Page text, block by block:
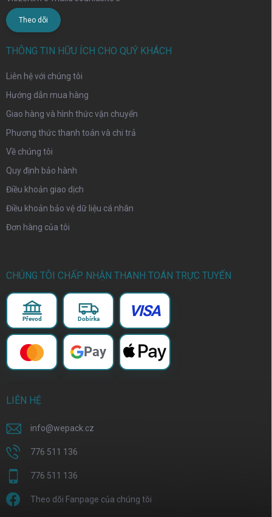
Theo dõi
THÔNG TIN HỮU ÍCH CHO QUÝ KHÁCH
Liên hệ với chúng tôi
Hướng dẫn mua hàng
Giao hàng và hình thức vận chuyển
Phương thức thanh toán và chi trả
Về chúng tôi
Quy định bảo hành
Điều khoản giao dịch
Điều khoản bảo vệ dữ liệu cá nhân
Đơn hàng của tôi
CHÚNG TÔI CHẤP NHẬN THANH TOÁN TRỰC TUYẾN
Převod Dobírka VISA
Pay
LIÊN HỆ
info@wepack.cz
776 511 136
776 511 136
Theo dõi Fanpage của chúng tôi